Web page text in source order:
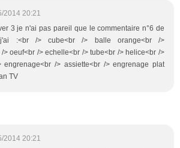
2014 20:21
3 je n'ai pas pareil que le commentaire n°6 de
:<br /> cube<br /> balle orange<br />
> oeuf<br /> echelle<br /> tube<br /> helice<br />
engrenage<br /> assiette<br /> engrenage plat
TV
2014 20:21